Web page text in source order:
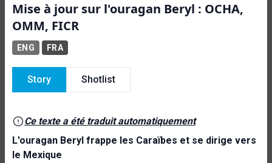
Mise à jour sur l'ouragan Beryl : OCHA,
OMM, FICR
ENG FRA
Story Shotlist
Ce texte a été traduit automatiquement
L'ouragan Beryl frappe les Caraïbes et se dirige vers
le Mexique